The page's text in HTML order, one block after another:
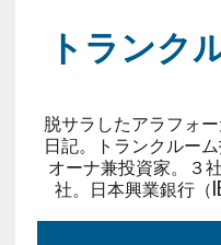
トランク
脱サラしたアラフォ
日記。トランクルー
オーナ兼投資家。３
社。日本興業銀行（